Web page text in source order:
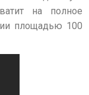
на полное
площадью 100